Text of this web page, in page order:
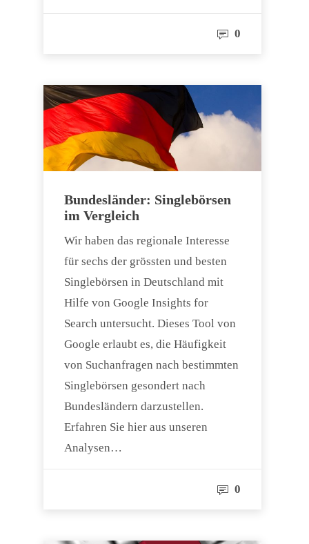
0
Bundesländer: Singlebörsen
im Vergleich
Wir haben das regionale Interesse
für sechs der grössten und besten
Singlebörsen in Deutschland mit
Hilfe von Google Insights for
Search untersucht. Dieses Tool von
Google erlaubt es, die Häufigkeit
von Suchanfragen nach bestimmten
Singlebörsen gesondert nach
Bundesländern darzustellen.
Erfahren Sie hier aus unseren
Analysen…
0